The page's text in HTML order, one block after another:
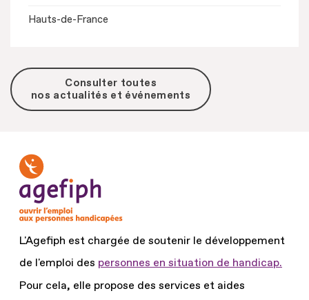
Hauts-de-France
Consulter toutes
nos actualités et événements
L'Agefiph est chargée de soutenir le développement
de l'emploi des personnes en situation de handicap.
Pour cela, elle propose des services et aides